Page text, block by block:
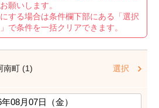
願いします。
する場合は条件欄下部にある「選択
で条件を一括クリアできます。
南町 (1) 選択